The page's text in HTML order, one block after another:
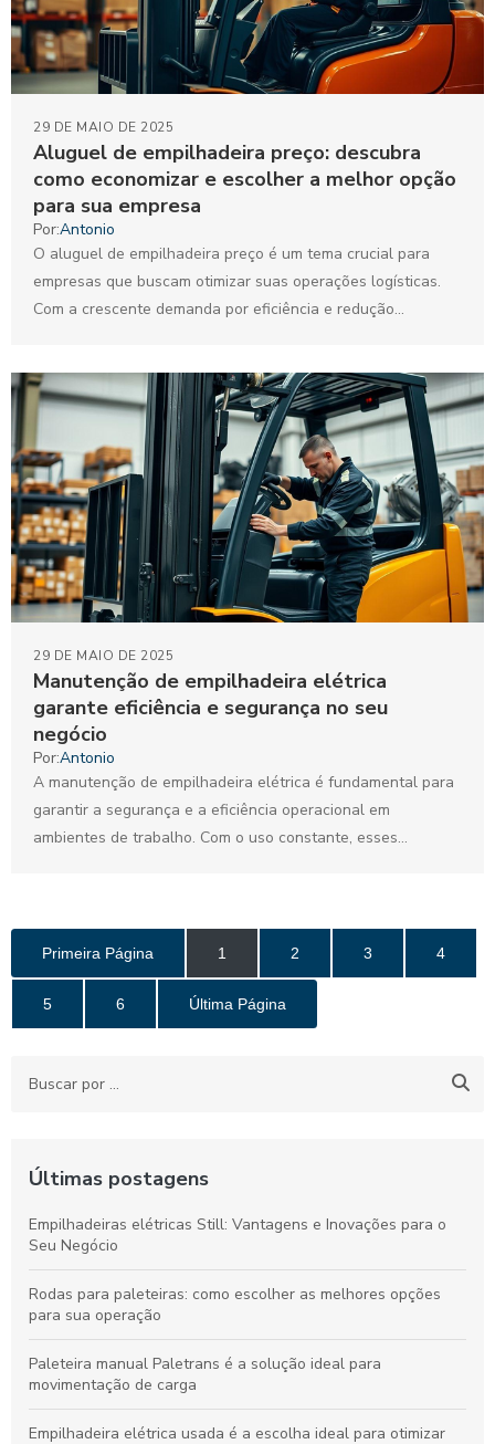
Aluguel de empilhadeira preço: descubra
como economizar e escolher a melhor opção
para sua empresa
29 DE MAIO DE 2025
Por:Antonio
O aluguel de empilhadeira preço é um tema crucial para
empresas que buscam otimizar suas operações logísticas.
Com a crescente demanda por eficiência e redução...
Manutenção de empilhadeira elétrica
garante eficiência e segurança no seu
negócio
29 DE MAIO DE 2025
Por:Antonio
A manutenção de empilhadeira elétrica é fundamental para
garantir a segurança e a eficiência operacional em
ambientes de trabalho. Com o uso constante, esses
Primeira Página 1 2 3 4
5 6 Última Página
Últimas postagens
Empilhadeiras elétricas Still: Vantagens e Inovações para o
Seu Negócio
Rodas para paleteiras: como escolher as melhores opções
para sua operação
Paleteira manual Paletrans é a solução ideal para
movimentação de carga
Empilhadeira elétrica usada é a escolha ideal para otimizar